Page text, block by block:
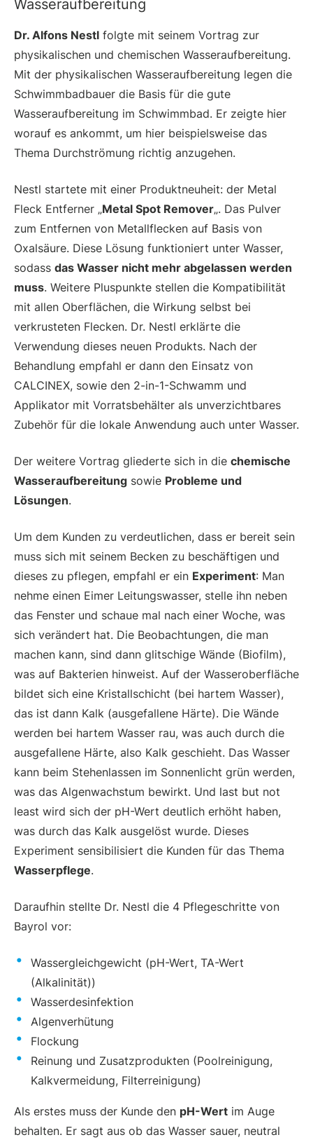
Wasseraufbereitung
Dr. Alfons Nestl folgte mit seinem Vortrag zur
physikalischen und chemischen Wasseraufbereitung.
Mit der physikalischen Wasseraufbereitung legen die
Schwimmbadbauer die Basis für die gute
Wasseraufbereitung im Schwimmbad. Er zeigte hier
worauf es ankommt, um hier beispielsweise das
Thema Durchströmung richtig anzugehen.
Nestl startete mit einer Produktneuheit: der Metal
Fleck Entferner „Metal Spot Remover„. Das Pulver
zum Entfernen von Metallflecken auf Basis von
Oxalsäure. Diese Lösung funktioniert unter Wasser,
sodass das Wasser nicht mehr abgelassen werden
muss. Weitere Pluspunkte stellen die Kompatibilität
mit allen Oberflächen, die Wirkung selbst bei
verkrusteten Flecken. Dr. Nestl erklärte die
Verwendung dieses neuen Produkts. Nach der
Behandlung empfahl er dann den Einsatz von
CALCINEX, sowie den 2-in-1-Schwamm und
Applikator mit Vorratsbehälter als unverzichtbares
Zubehör für die lokale Anwendung auch unter Wasser.
Der weitere Vortrag gliederte sich in die chemische
Wasseraufbereitung sowie Probleme und
Lösungen.
Um dem Kunden zu verdeutlichen, dass er bereit sein
muss sich mit seinem Becken zu beschäftigen und
dieses zu pflegen, empfahl er ein Experiment: Man
nehme einen Eimer Leitungswasser, stelle ihn neben
das Fenster und schaue mal nach einer Woche, was
sich verändert hat. Die Beobachtungen, die man
machen kann, sind dann glitschige Wände (Biofilm),
was auf Bakterien hinweist. Auf der Wasseroberfläche
bildet sich eine Kristallschicht (bei hartem Wasser),
das ist dann Kalk (ausgefallene Härte). Die Wände
werden bei hartem Wasser rau, was auch durch die
ausgefallene Härte, also Kalk geschieht. Das Wasser
kann beim Stehenlassen im Sonnenlicht grün werden,
was das Algenwachstum bewirkt. Und last but not
least wird sich der pH-Wert deutlich erhöht haben,
was durch das Kalk ausgelöst wurde. Dieses
Experiment sensibilisiert die Kunden für das Thema
Wasserpflege.
Daraufhin stellte Dr. Nestl die 4 Pflegeschritte von
Bayrol vor:
Wassergleichgewicht (pH-Wert, TA-Wert
(Alkalinität))
Wasserdesinfektion
Algenverhütung
Flockung
Reinung und Zusatzprodukten (Poolreinigung,
Kalkvermeidung, Filterreinigung)
Als erstes muss der Kunde den pH-Wert im Auge
behalten. Er sagt aus ob das Wasser sauer, neutral